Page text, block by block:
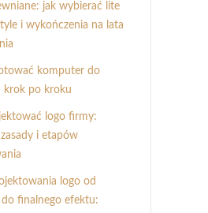
jak wybierać lite
i wykończenia na lata
komputer do
krok po kroku
logo firmy:
i etapów
logo od
do finalnego efektu: